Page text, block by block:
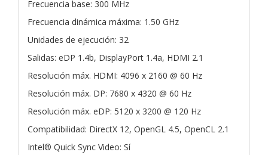
Frecuencia base: 300 MHz
Frecuencia dinámica máxima: 1.50 GHz
Unidades de ejecución: 32
Salidas: eDP 1.4b, DisplayPort 1.4a, HDMI 2.1
Resolución máx. HDMI: 4096 x 2160 @ 60 Hz
Resolución máx. DP: 7680 x 4320 @ 60 Hz
Resolución máx. eDP: 5120 x 3200 @ 120 Hz
Compatibilidad: DirectX 12, OpenGL 4.5, OpenCL 2.1
Intel® Quick Sync Video: Sí